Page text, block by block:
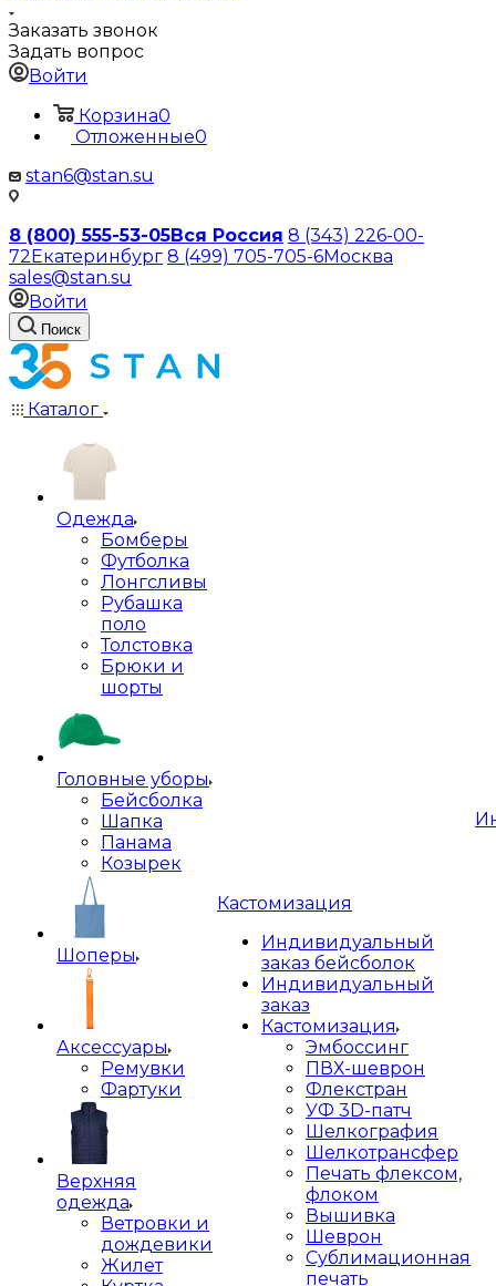
Заказать звонок
Задать вопрос
Войти
Корзина0
Отложенные0
stan6@stan.su
8 (800) 555-53-05Вся Россия 8 (343) 226-00-
72Екатеринбург 8 (499) 705-705-6Москва
sales@stan.su
Войти
Поиск
Каталог
Одежда
Бомберы
Футболка
Лонгсливы
Рубашка
поло
Толстовка
Брюки и
шорты
Головные уборы
Бейсболка
Шапка
Панама
Козырек
Шоперы
Аксессуары
Ремувки
Фартуки
Верхняя
одежда
Ветровки и
дождевики
Жилет
Кастомизация
Индивидуальный
заказ бейсболок
Индивидуальный
заказ
Кастомизация
Эмбоссинг
ПВХ-шеврон
Флекстран
УФ 3D-патч
Шелкография
Шелкотрансфер
Печать флексом,
флоком
Вышивка
Шеврон
Сублимационная
печать